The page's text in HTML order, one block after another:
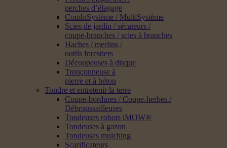
perches d’élagage
CombiSystème / MultiSystème
Scies de jardin / sécateurs /
coupe-branches / scies à branches
Haches / merlins /
outils forestiers
Découpeuses à disque
Tronçonneuse à
pierre et à béton
Tondre et entretenir la terre
Coupe-bordures / Coupe-herbes /
Débroussailleuses
Tondeuses robots iMOW®
Tondeuses à gazon
Tondeuses mulching
Scarificateurs